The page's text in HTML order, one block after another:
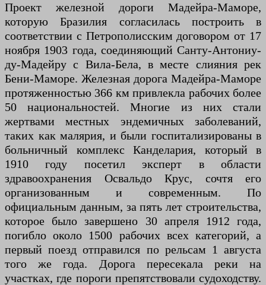
Проект железной дороги Мадейра-Маморе,
которую Бразилия согласилась построить в
соответствии с Петрополисским договором от 17
ноября 1903 года, соединяющий Санту-Антониу-
ду-Мадейру с Вила-Бела, в месте слияния рек
Бени-Маморе. Железная дорога Мадейра-Маморе
протяженностью 366 км привлекла рабочих более
50 национальностей. Многие из них стали
жертвами местных эндемичных заболеваний,
таких как малярия, и были госпитализированы в
больничный комплекс Канделария, который в
1910 году посетил эксперт в области
здравоохранения Освальдо Крус, сочтя его
организованным и современным. По
официальным данным, за пять лет строительства,
которое было завершено 30 апреля 1912 года,
погибло около 1500 рабочих всех категорий, а
первый поезд отправился по рельсам 1 августа
того же года. Дорога пересекала реки на
участках, где пороги препятствовали судоходству.